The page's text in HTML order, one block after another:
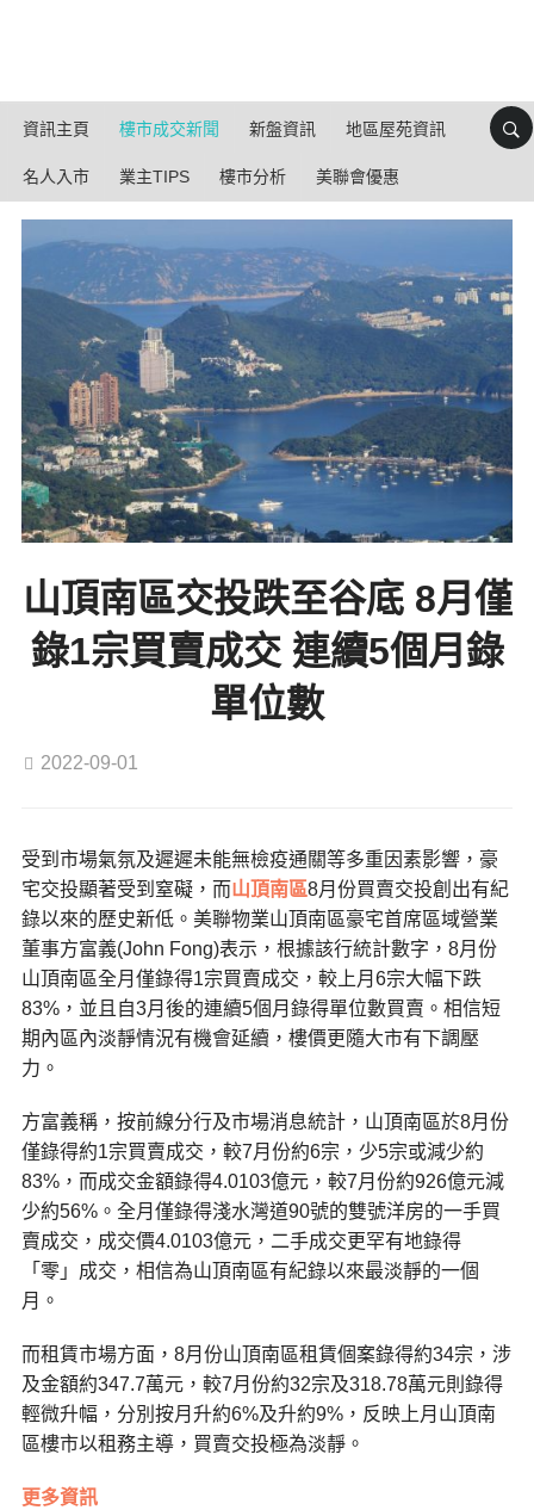
資訊主頁 樓市成交新聞 新盤資訊 地區屋苑資訊
名人入市 業主TIPS 樓市分析 美聯會優惠
山頂南區交投跌至谷底 8月僅
錄1宗買賣成交 連續5個月錄
單位數
2022-09-01
受到市場氣氛及遲遲未能無檢疫通關等多重因素影響，豪
宅交投顯著受到窒礙，而山頂南區8月份買賣交投創出有紀
錄以來的歷史新低。美聯物業山頂南區豪宅首席區域營業
董事方富義(John Fong)表示，根據該行統計數字，8月份
山頂南區全月僅錄得1宗買賣成交，較上月6宗大幅下跌
83%，並且自3月後的連續5個月錄得單位數買賣。相信短
期內區內淡靜情況有機會延續，樓價更隨大市有下調壓
力。
方富義稱，按前線分行及市場消息統計，山頂南區於8月份
僅錄得約1宗買賣成交，較7月份約6宗，少5宗或減少約
83%，而成交金額錄得4.0103億元，較7月份約926億元減
少約56%。全月僅錄得淺水灣道90號的雙號洋房的一手買
賣成交，成交價4.0103億元，二手成交更罕有地錄得
「零」成交，相信為山頂南區有紀錄以來最淡靜的一個
月。
而租賃市場方面，8月份山頂南區租賃個案錄得約34宗，涉
及金額約347.7萬元，較7月份約32宗及318.78萬元則錄得
輕微升幅，分別按月升約6%及升約9%，反映上月山頂南
區樓市以租務主導，買賣交投極為淡靜。
更多資訊